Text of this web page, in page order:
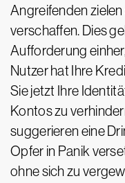
Angreifenden
verschaffen. Dies
Aufforderung
Nutzer hat Ihre
Sie jetzt Ihre
Kontos zu
suggerieren eine
Opfer in Panik
ohne sich zu